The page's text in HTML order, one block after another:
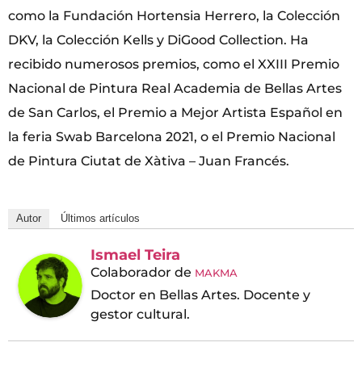
como la Fundación Hortensia Herrero, la Colección
DKV, la Colección Kells y DiGood Collection. Ha
recibido numerosos premios, como el XXIII Premio
Nacional de Pintura Real Academia de Bellas Artes
de San Carlos, el Premio a Mejor Artista Español en
la feria Swab Barcelona 2021, o el Premio Nacional
de Pintura Ciutat de Xàtiva – Juan Francés.
Autor Últimos artículos
Ismael Teira
Colaborador de MAKMA
Doctor en Bellas Artes. Docente y
gestor cultural.